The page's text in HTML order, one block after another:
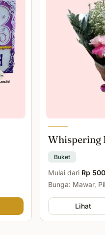
Whispering
Buket
Mulai dari Rp
Bunga: Mawar,
Lihat